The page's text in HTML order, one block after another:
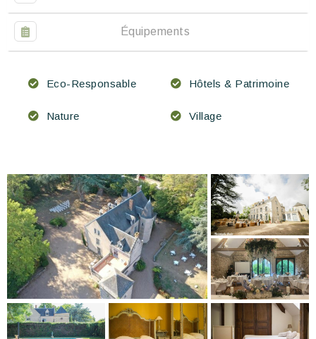
Équipements
Eco-Responsable Hôtels & Patrimoine
Nature Village